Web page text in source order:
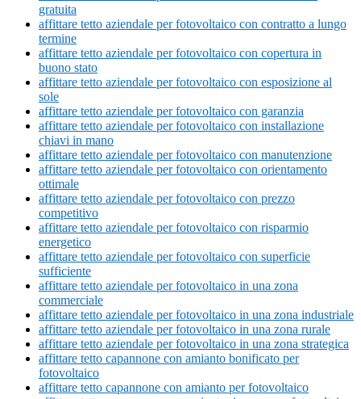
gratuita
affittare tetto aziendale per fotovoltaico con contratto a lungo
termine
affittare tetto aziendale per fotovoltaico con copertura in
buono stato
affittare tetto aziendale per fotovoltaico con esposizione al
sole
affittare tetto aziendale per fotovoltaico con garanzia
affittare tetto aziendale per fotovoltaico con installazione
chiavi in mano
affittare tetto aziendale per fotovoltaico con manutenzione
affittare tetto aziendale per fotovoltaico con orientamento
ottimale
affittare tetto aziendale per fotovoltaico con prezzo
competitivo
affittare tetto aziendale per fotovoltaico con risparmio
energetico
affittare tetto aziendale per fotovoltaico con superficie
sufficiente
affittare tetto aziendale per fotovoltaico in una zona
commerciale
affittare tetto aziendale per fotovoltaico in una zona industriale
affittare tetto aziendale per fotovoltaico in una zona rurale
affittare tetto aziendale per fotovoltaico in una zona strategica
affittare tetto capannone con amianto bonificato per
fotovoltaico
affittare tetto capannone con amianto per fotovoltaico